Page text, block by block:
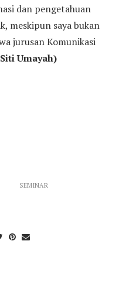
dan pengetahuan
meskipun saya bukan
jurusan Komunikasi
Umayah)
SEMINAR